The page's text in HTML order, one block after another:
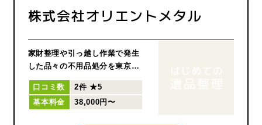
株式会社オリエントメタル
家財整理や引っ越し作業で発生
した品々の不用品処分を東京で
行っています。自治体では引き
取りができない冷蔵庫・エアコ
ン・テレビなどの大型家電に加
口コミ数 2件 ★5
基本料金
38,000円〜